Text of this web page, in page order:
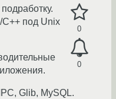
0
0
под Unix
Glib, MySQL.